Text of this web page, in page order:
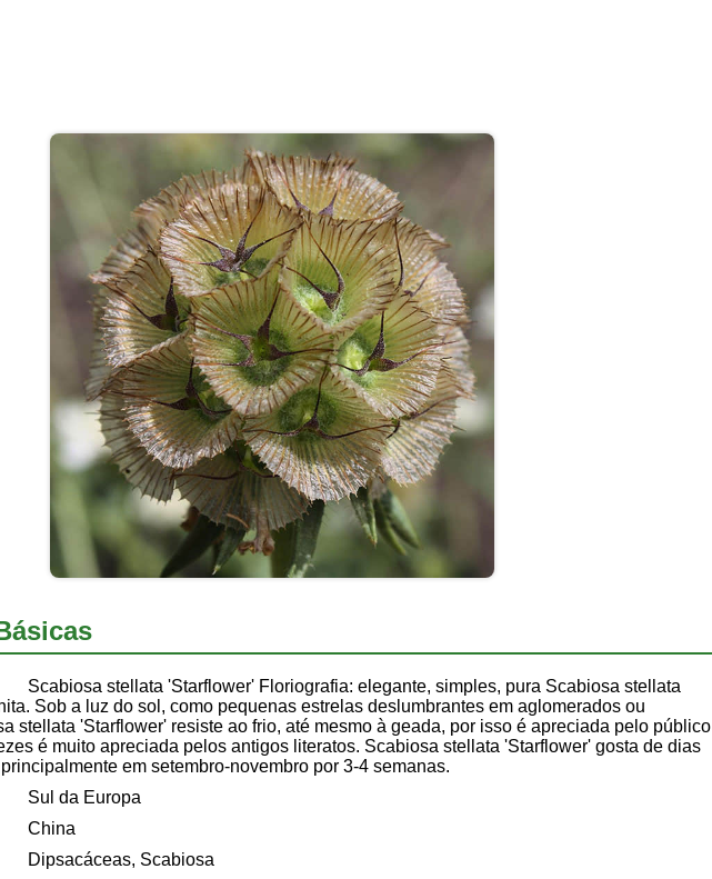
Scabiosa stellata 'Starflower' Floriografia: elegante, simples, pura Scabiosa stellata
Sob a luz do sol, como pequenas estrelas deslumbrantes em aglomerados ou
stellata 'Starflower' resiste ao frio, até mesmo à geada, por isso é apreciada pelo público
é muito apreciada pelos antigos literatos. Scabiosa stellata 'Starflower' gosta de dias
em setembro-novembro por 3-4 semanas.
Sul da Europa
China
Dipsacáceas, Scabiosa